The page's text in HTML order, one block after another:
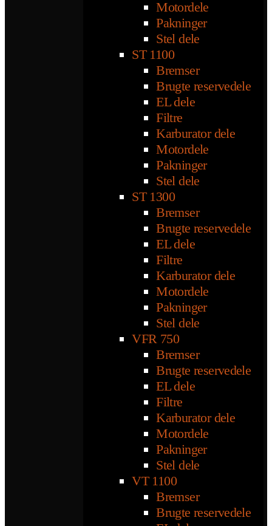
Motordele
Pakninger
Stel dele
ST 1100
Bremser
Brugte reservedele
EL dele
Filtre
Karburator dele
Motordele
Pakninger
Stel dele
ST 1300
Bremser
Brugte reservedele
EL dele
Filtre
Karburator dele
Motordele
Pakninger
Stel dele
VFR 750
Bremser
Brugte reservedele
EL dele
Filtre
Karburator dele
Motordele
Pakninger
Stel dele
VT 1100
Bremser
Brugte reservedele